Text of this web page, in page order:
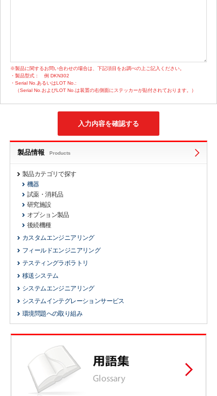
※製品に関するお問い合わせの場合は、下記項目をお調べの上ご記入ください。
・製品型式：
例 DKN302
・Serial No.あるいはLOT No.:
（Serial No.およびLOT No.は装置の右側面にステッカーが貼付されております。）
製品情報 Products
製品カテゴリで探す
機器
試薬・消耗品
研究施設
オプション製品
後続機種
カスタムエンジニアリング
フィールドエンジニアリング
テスティングラボラトリ
移送システム
システムエンジニアリング
システムインテグレーションサービス
環境問題への取り組み